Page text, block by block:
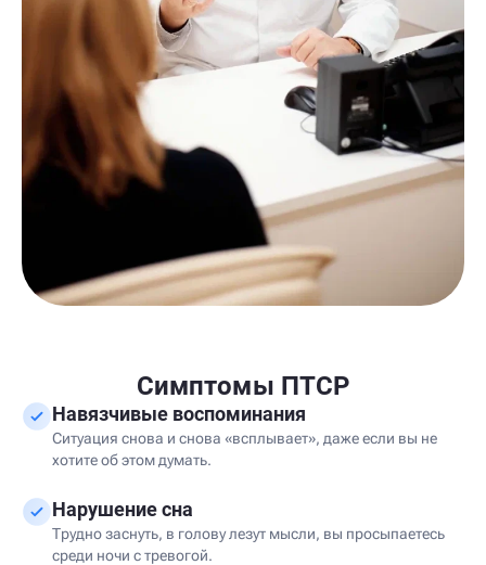
Симптомы ПТСР
Навязчивые воспоминания
Ситуация снова и снова «всплывает», даже если вы не
хотите об этом думать.
Нарушение сна
Трудно заснуть, в голову лезут мысли, вы просыпаетесь
среди ночи с тревогой.